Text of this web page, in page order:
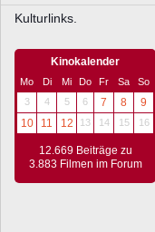
Kulturlinks.
Kinokalender
Mo Di Mi Do Fr Sa
So
3
4 5 6 7 8
9
10
11 12 13 14 15 16
12.669 Beiträge zu
3.883 Filmen im Forum